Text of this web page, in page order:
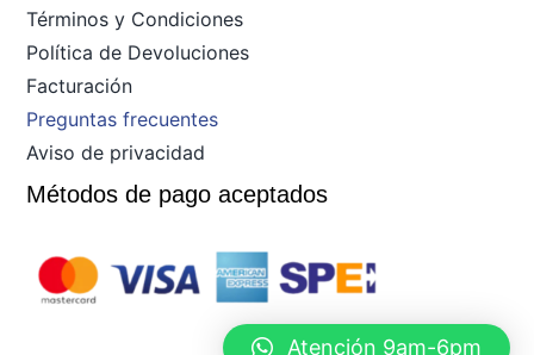
Términos y Condiciones
Política de Devoluciones
Facturación
Preguntas frecuentes
Aviso de privacidad
Métodos de pago aceptados
Atención 9am-6pm